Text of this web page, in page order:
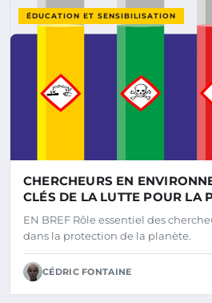
ÉDUCATION ET SENSIBILISATION
CHERCHEURS EN
CLÉS DE LA LUTTE POUR LA
EN BREF Rôle essentiel des
dans la protection de la planète.
CÉDRIC FONTAINE